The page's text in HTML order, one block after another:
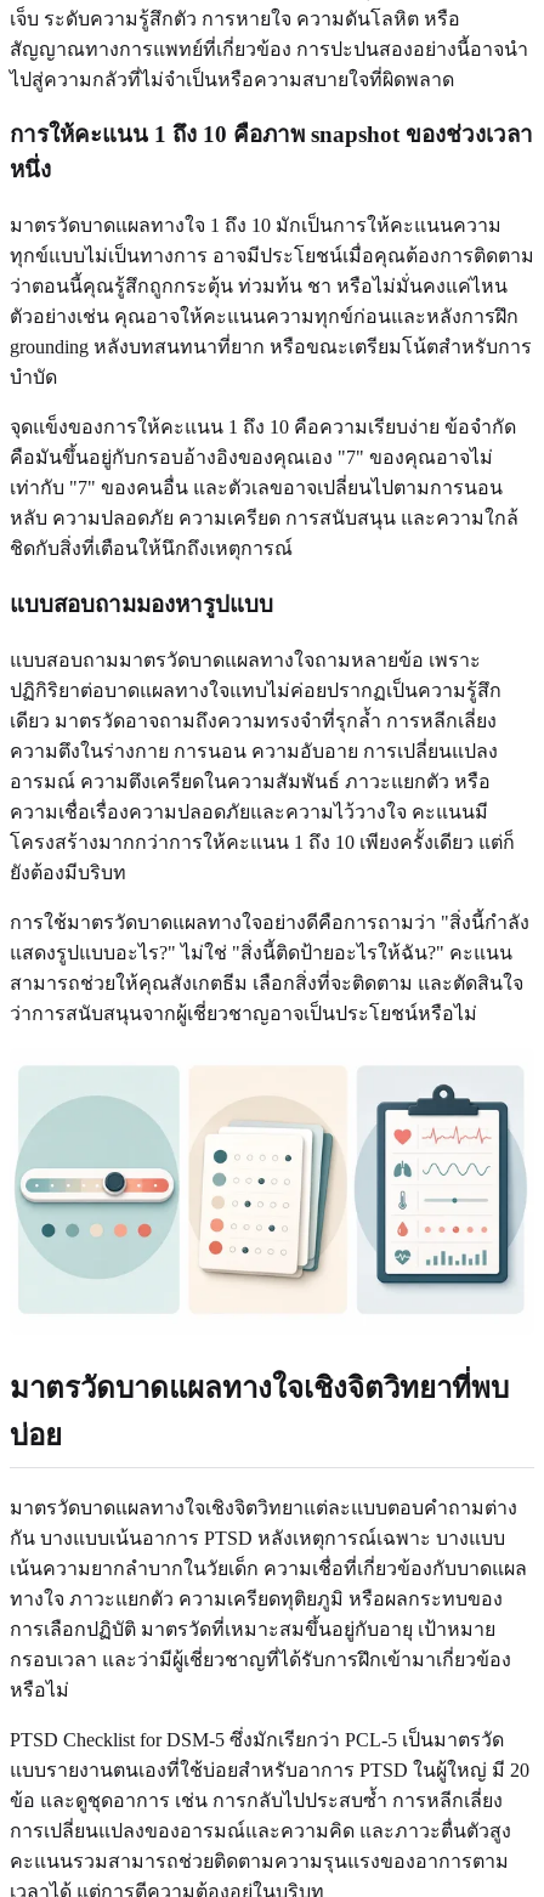
เจ็บ ระดับความรู้สึกตัว การหายใจ ความดันโลหิต หรือ
สัญญาณทางการแพทย์ที่เกี่ยวข้อง การปะปนสองอย่างนี้อาจนำ
ไปสู่ความกลัวที่ไม่จำเป็นหรือความสบายใจที่ผิดพลาด
การให้คะแนน 1 ถึง 10 คือภาพ snapshot ของช่วงเวลา
หนึ่ง
มาตรวัดบาดแผลทางใจ 1 ถึง 10 มักเป็นการให้คะแนนความ
ทุกข์แบบไม่เป็นทางการ อาจมีประโยชน์เมื่อคุณต้องการติดตาม
ว่าตอนนี้คุณรู้สึกถูกกระตุ้น ท่วมท้น ชา หรือไม่มั่นคงแค่ไหน
ตัวอย่างเช่น คุณอาจให้คะแนนความทุกข์ก่อนและหลังการฝึก
grounding หลังบทสนทนาที่ยาก หรือขณะเตรียมโน้ตสำหรับการ
บำบัด
จุดแข็งของการให้คะแนน 1 ถึง 10 คือความเรียบง่าย ข้อจำกัด
คือมันขึ้นอยู่กับกรอบอ้างอิงของคุณเอง "7" ของคุณอาจไม่
เท่ากับ "7" ของคนอื่น และตัวเลขอาจเปลี่ยนไปตามการนอน
หลับ ความปลอดภัย ความเครียด การสนับสนุน และความใกล้
ชิดกับสิ่งที่เตือนให้นึกถึงเหตุการณ์
แบบสอบถามมองหารูปแบบ
แบบสอบถามมาตรวัดบาดแผลทางใจถามหลายข้อ เพราะ
ปฏิกิริยาต่อบาดแผลทางใจแทบไม่ค่อยปรากฏเป็นความรู้สึก
เดียว มาตรวัดอาจถามถึงความทรงจำที่รุกล้ำ การหลีกเลี่ยง
ความตึงในร่างกาย การนอน ความอับอาย การเปลี่ยนแปลง
อารมณ์ ความตึงเครียดในความสัมพันธ์ ภาวะแยกตัว หรือ
ความเชื่อเรื่องความปลอดภัยและความไว้วางใจ คะแนนมี
โครงสร้างมากกว่าการให้คะแนน 1 ถึง 10 เพียงครั้งเดียว แต่ก็
ยังต้องมีบริบท
การใช้มาตรวัดบาดแผลทางใจอย่างดีคือการถามว่า "สิ่งนี้กำลัง
แสดงรูปแบบอะไร?" ไม่ใช่ "สิ่งนี้ติดป้ายอะไรให้ฉัน?" คะแนน
สามารถช่วยให้คุณสังเกตธีม เลือกสิ่งที่จะติดตาม และตัดสินใจ
ว่าการสนับสนุนจากผู้เชี่ยวชาญอาจเป็นประโยชน์หรือไม่
มาตรวัดบาดแผลทางใจเชิงจิตวิทยาที่พบ
บ่อย
มาตรวัดบาดแผลทางใจเชิงจิตวิทยาแต่ละแบบตอบคำถามต่าง
กัน บางแบบเน้นอาการ PTSD หลังเหตุการณ์เฉพาะ บางแบบ
เน้นความยากลำบากในวัยเด็ก ความเชื่อที่เกี่ยวข้องกับบาดแผล
ทางใจ ภาวะแยกตัว ความเครียดทุติยภูมิ หรือผลกระทบของ
การเลือกปฏิบัติ มาตรวัดที่เหมาะสมขึ้นอยู่กับอายุ เป้าหมาย
กรอบเวลา และว่ามีผู้เชี่ยวชาญที่ได้รับการฝึกเข้ามาเกี่ยวข้อง
หรือไม่
PTSD Checklist for DSM-5 ซึ่งมักเรียกว่า PCL-5 เป็นมาตรวัด
แบบรายงานตนเองที่ใช้บ่อยสำหรับอาการ PTSD ในผู้ใหญ่ มี 20
ข้อ และดูชุดอาการ เช่น การกลับไปประสบซ้ำ การหลีกเลี่ยง
การเปลี่ยนแปลงของอารมณ์และความคิด และภาวะตื่นตัวสูง
คะแนนรวมสามารถช่วยติดตามความรุนแรงของอาการตาม
เวลาได้ แต่การตีความต้องอยู่ในบริบท